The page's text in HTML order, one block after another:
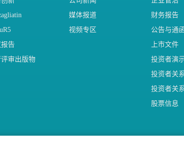
告
评审出版物
媒体报道
视频专区
财务报告
公告与通
上市文件
投资者演
投资者关
投资者关
股票信息